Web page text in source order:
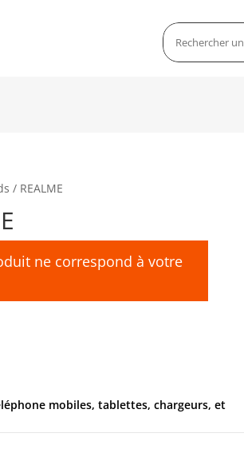
/ REALME
ne correspond à votre
mobiles, tablettes, chargeurs, et